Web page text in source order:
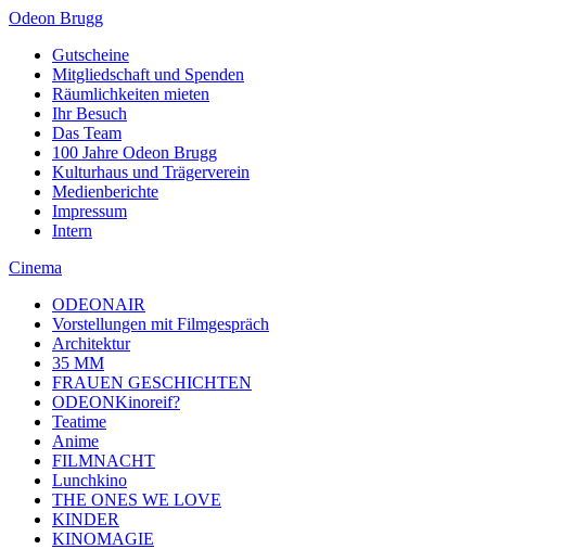
Odeon Brugg
Gutscheine
Mitgliedschaft und Spenden
Räumlichkeiten mieten
Ihr Besuch
Das Team
100 Jahre Odeon Brugg
Kulturhaus und Trägerverein
Medienberichte
Impressum
Intern
Cinema
ODEONAIR
Vorstellungen mit Filmgespräch
Architektur
35 MM
FRAUEN GESCHICHTEN
ODEONKinoreif?
Teatime
Anime
FILMNACHT
Lunchkino
THE ONES WE LOVE
KINDER
KINOMAGIE